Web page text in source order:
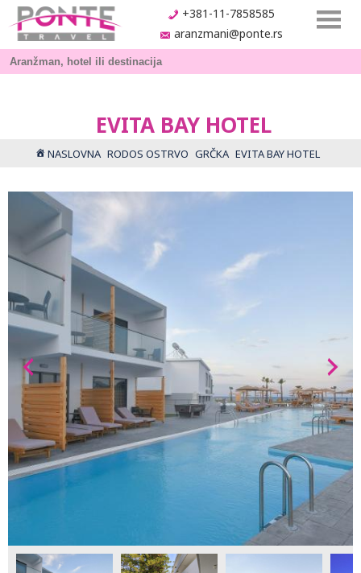
+381-11-7858585
aranzmani@ponte.rs
EVITA BAY HOTEL
NASLOVNA RODOS OSTRVO GRČKA EVITA BAY HOTEL